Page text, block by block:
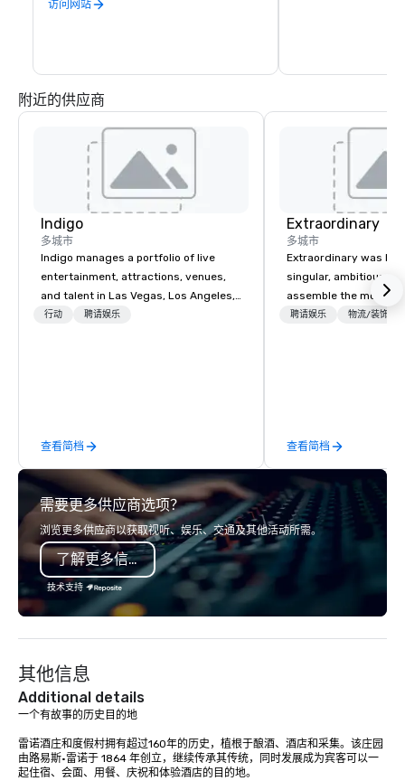
访问网站
附近的供应商
Indigo
多城市
Indigo manages a portfolio of live
entertainment, attractions, venues,
and talent in Las Vegas, Los Angeles,
and Atlantic City. We specialize in
direct line of communication, and
unparalleled customer service.
行动 聘请娱乐
查看简档
Extraordinary
多城市
Extraordinary was
singular, ambitious
assemble the most
of event
lifecycle—from initial
to breathtaking
and captivating
Whether
gathering for 10 or a
production for
with the world’s most
brands and agencies
聘请娱乐 物流/装饰
查看简档
需要更多供应商选项？
浏览更多供应商以获取视听、娱乐、交通及其他活动所需。
了解更多信息
技术支持
其他信息
Additional details
一个有故事的历史目的地
雷诺酒庄和度假村拥有超过160年的历史，植根于酿酒、酒店和采集。该庄园
由路易斯·雷诺于 1864 年创立，继续传承其传统，同时发展成为宾客可以一
起住宿、会面、用餐、庆祝和体验酒店的目的地。